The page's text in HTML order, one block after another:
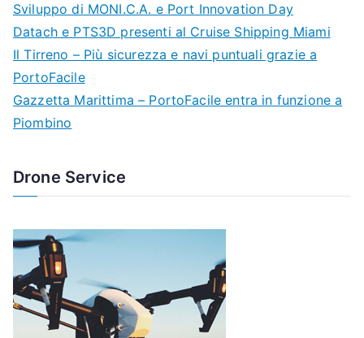
Sviluppo di MONI.C.A. e Port Innovation Day
Datach e PTS3D presenti al Cruise Shipping Miami
Il Tirreno – Più sicurezza e navi puntuali grazie a
PortoFacile
Gazzetta Marittima – PortoFacile entra in funzione a
Piombino
Drone Service